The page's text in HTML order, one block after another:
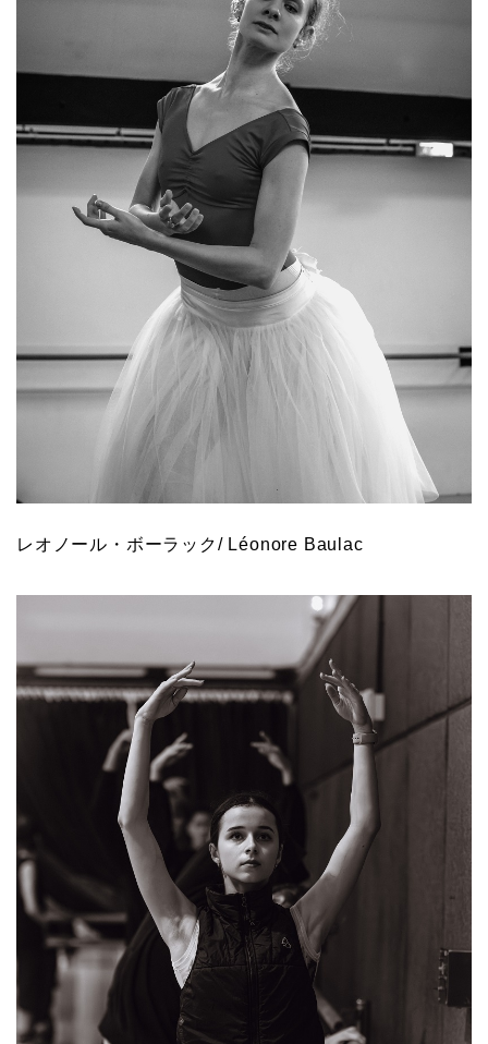
レオノール・ボーラック/ Léonore Baulac